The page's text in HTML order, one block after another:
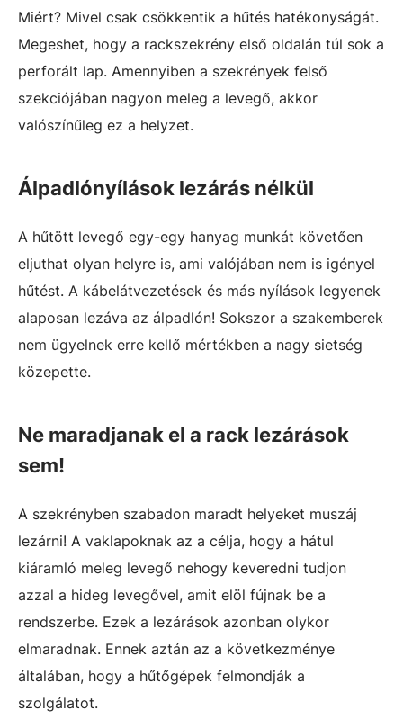
Miért? Mivel csak csökkentik a hűtés hatékonyságát.
Megeshet, hogy a rackszekrény első oldalán túl sok a
perforált lap. Amennyiben a szekrények felső
szekciójában nagyon meleg a levegő, akkor
valószínűleg ez a helyzet.
Álpadlónyílások lezárás nélkül
A hűtött levegő egy-egy hanyag munkát követően
eljuthat olyan helyre is, ami valójában nem is igényel
hűtést. A kábelátvezetések és más nyílások legyenek
alaposan lezáva az álpadlón! Sokszor a szakemberek
nem ügyelnek erre kellő mértékben a nagy sietség
közepette.
Ne maradjanak el a rack lezárások
sem!
A szekrényben szabadon maradt helyeket muszáj
lezárni! A vaklapoknak az a célja, hogy a hátul
kiáramló meleg levegő nehogy keveredni tudjon
azzal a hideg levegővel, amit elöl fújnak be a
rendszerbe. Ezek a lezárások azonban olykor
elmaradnak. Ennek aztán az a következménye
általában, hogy a hűtőgépek felmondják a
szolgálatot.